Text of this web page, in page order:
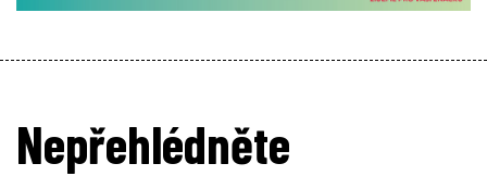
Nepřehlédněte